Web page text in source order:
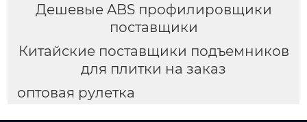
Дешевые ABS профилировщики
поставщики
Китайские поставщики подъемников
для плитки на заказ
оптовая рулетка